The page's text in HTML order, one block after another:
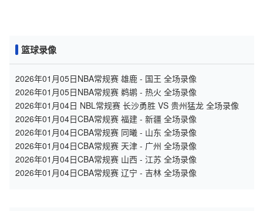
篮球录像
2026年01月05日NBA常规赛 雄鹿 - 国王 全场录像
2026年01月05日NBA常规赛 鹈鹕 - 热火 全场录像
2026年01月04日 NBL常规赛 长沙勇胜 VS 贵州猛龙 全场录像
2026年01月04日CBA常规赛 福建 - 新疆 全场录像
2026年01月04日CBA常规赛 同曦 - 山东 全场录像
2026年01月04日CBA常规赛 天津 - 广州 全场录像
2026年01月04日CBA常规赛 山西 - 江苏 全场录像
2026年01月04日CBA常规赛 辽宁 - 吉林 全场录像